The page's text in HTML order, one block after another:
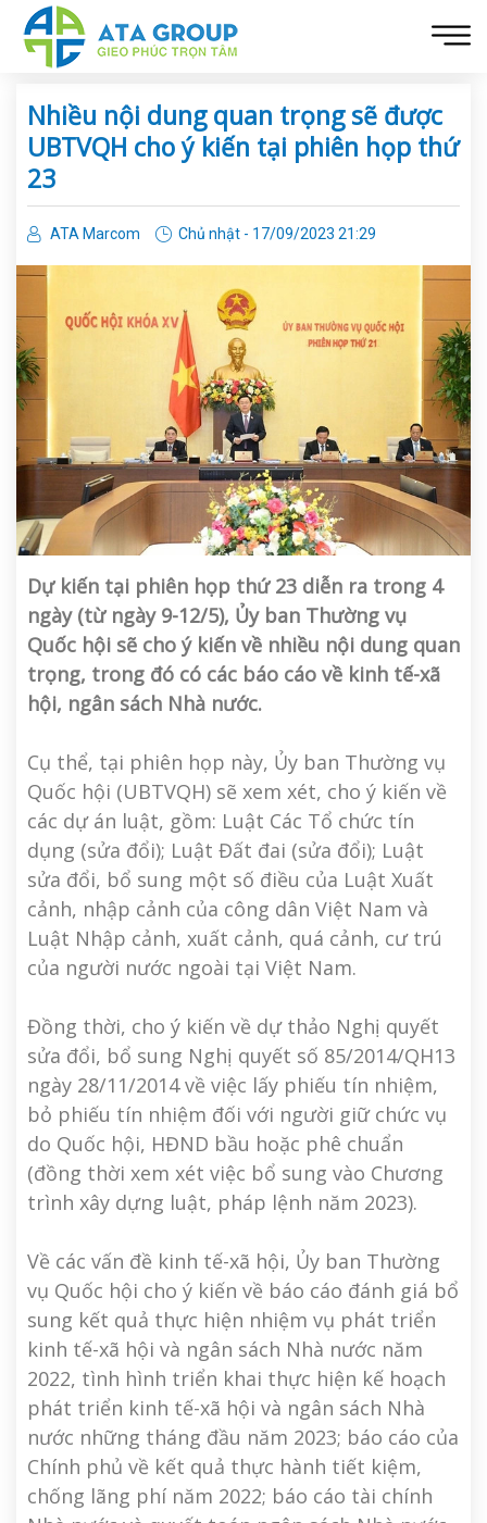
Nhiều nội dung quan trọng sẽ được
UBTVQH cho ý kiến tại phiên họp thứ
23
ATA Marcom Chủ nhật - 17/09/2023 21:29
Dự kiến tại phiên họp thứ 23 diễn ra trong 4
ngày (từ ngày 9-12/5), Ủy ban Thường vụ
Quốc hội sẽ cho ý kiến về nhiều nội dung quan
trọng, trong đó có các báo cáo về kinh tế-xã
hội, ngân sách Nhà nước.
Cụ thể, tại phiên họp này, Ủy ban Thường vụ
Quốc hội (UBTVQH) sẽ xem xét, cho ý kiến về
các dự án luật, gồm: Luật Các Tổ chức tín
dụng (sửa đổi); Luật Đất đai (sửa đổi); Luật
sửa đổi, bổ sung một số điều của Luật Xuất
cảnh, nhập cảnh của công dân Việt Nam và
Luật Nhập cảnh, xuất cảnh, quá cảnh, cư trú
của người nước ngoài tại Việt Nam.
Đồng thời, cho ý kiến về dự thảo Nghị quyết
sửa đổi, bổ sung Nghị quyết số 85/2014/QH13
ngày 28/11/2014 về việc lấy phiếu tín nhiệm,
bỏ phiếu tín nhiệm đối với người giữ chức vụ
do Quốc hội, HĐND bầu hoặc phê chuẩn
(đồng thời xem xét việc bổ sung vào Chương
trình xây dựng luật, pháp lệnh năm 2023).
Về các vấn đề kinh tế-xã hội, Ủy ban Thường
vụ Quốc hội cho ý kiến về báo cáo đánh giá bổ
sung kết quả thực hiện nhiệm vụ phát triển
kinh tế-xã hội và ngân sách Nhà nước năm
2022, tình hình triển khai thực hiện kế hoạch
phát triển kinh tế-xã hội và ngân sách Nhà
nước những tháng đầu năm 2023; báo cáo của
Chính phủ về kết quả thực hành tiết kiệm,
chống lãng phí năm 2022; báo cáo tài chính